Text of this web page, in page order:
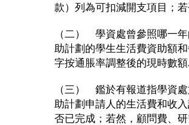
款）列為可扣減開支項目；
（二） 學資處曾參照哪一
助計劃的學生生活費資助額
字按通脹率調整後的現時數
（三） 鑑於有報道指學資
助計劃申請人的生活費和收
否已完成；若然，顧問費、